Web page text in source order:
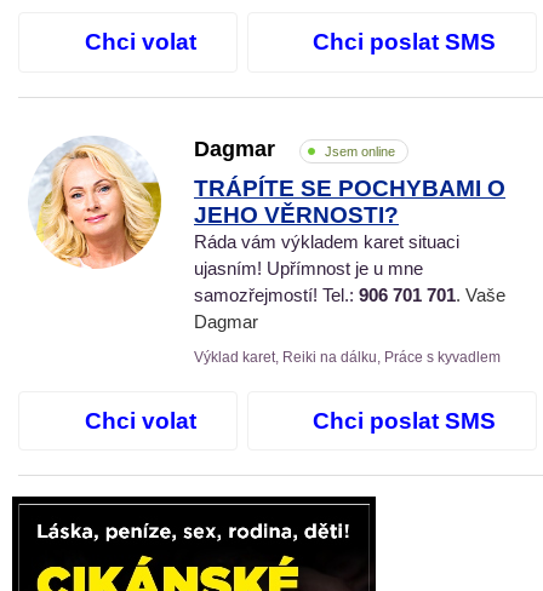
Chci volat Chci poslat SMS
Dagmar Jsem online
TRÁPÍTE SE POCHYBAMI O
JEHO VĚRNOSTI?
Ráda vám výkladem karet situaci
ujasním! Upřímnost je u mne
samozřejmostí! Tel.: 906 701 701. Vaše
Dagmar
Výklad karet, Reiki na dálku, Práce s kyvadlem
Chci volat Chci poslat SMS